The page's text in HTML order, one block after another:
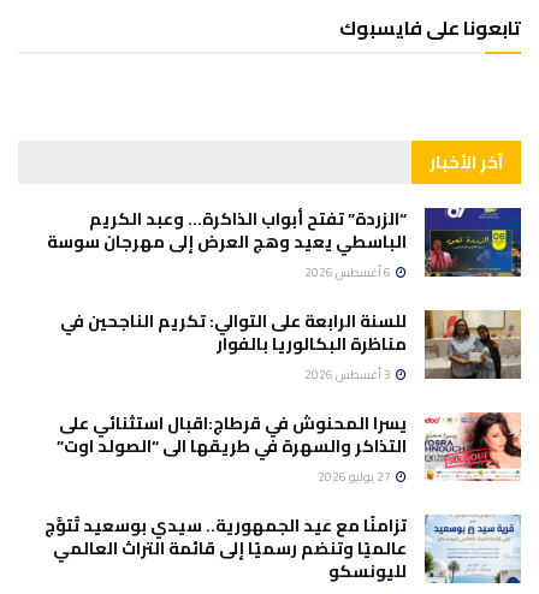
تابعونا على فايسبوك
آخر الأخبار
“الزردة” تفتح أبواب الذاكرة… وعبد الكريم
الباسطي يعيد وهج العرض إلى مهرجان سوسة
للسنة الرابعة على التوالي: تكريم الناجحين في
مناظرة البكالوريا بالفوار
يسرا المحنوش في قرطاج:اقبال استثنائي على
التذاكر والسهرة في طريقها الى “الصولد اوت”
تزامنًا مع عيد الجمهورية.. سيدي بوسعيد تُتوَّج
عالميًا وتنضم رسميًا إلى قائمة التراث العالمي
لليونسكو